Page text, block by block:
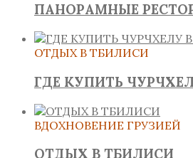
ПАНОРАМНЫЕ
ОТДЫХ В ТБИЛИСИ
ГДЕ КУПИТЬ
ВДОХНОВЕНИЕ ГРУЗИЕЙ
ОТДЫХ В ТБИЛИСИ